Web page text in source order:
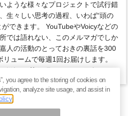
ような様々なプロジェクトで試行錯
生々しい思考の過程、いわば“頭の
ができます。 YouTubeやVoicyなどの
では語れない、このメルマガでしか
人の活動のとっておきの裏話を300
リュームで毎週1回お届けします。
you agree to the storing of cookies on
analyze site usage, and assist in